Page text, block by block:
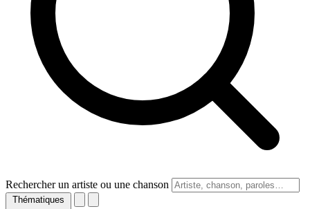
Rechercher un artiste ou une chanson
Thématiques